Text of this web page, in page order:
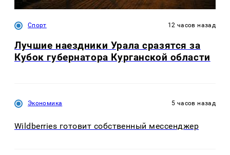
Спорт 12 часов назад
Лучшие наездники Урала сразятся за
Кубок губернатора Курганской области
Экономика 5 часов назад
Wildberries готовит собственный мессенджер